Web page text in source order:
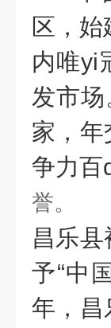
区，
内唯yi
发市
家，年
争力百
誉。
昌乐
予“中
年，昌